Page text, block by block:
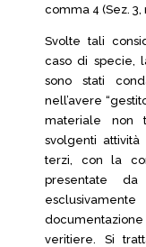
comma 4 (Sez.
Svolte tali
caso di specie,
sono stati
nell’avere
materiale non
svolgenti
terzi, con la
presentate
veritiere. Si